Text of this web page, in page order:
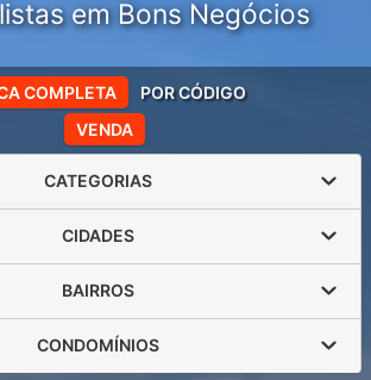
em Bons Negócios
VENDA
COMPLETA POR CÓDIGO
CATEGORIAS
CIDADES
BAIRROS
CONDOMÍNIOS